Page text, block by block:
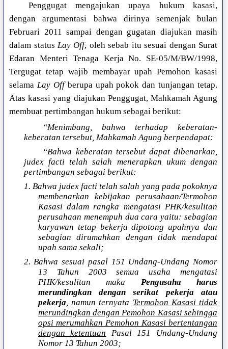
Penggugat mengajukan upaya hukum kasasi,
dengan argumentasi bahwa dirinya semenjak bulan
Februari 2011 sampai dengan gugatan diajukan masih
dalam statusLay Off, oleh sebab itu sesuai dengan Surat
Edaran Menteri Tenaga Kerja No. SE-05/M/BW/1998,
Tergugat tetap wajib membayar upah Pemohon kasasi
selamaLay Offberupa upah pokok dan tunjangan tetap.
Atas kasasi yang diajukan Penggugat, Mahkamah Agung
membuat pertimbangan hukum sebagai berikut:
“Menimbang, bahwa terhadap keberatan-
keberatan tersebut, Mahkamah Agung berpendapat:
“Bahwa keberatan tersebut dapat dibenarkan,
judex facti telah salah menerapkan ukum dengan
pertimbangan sebagai berikut:
1. Bahwa judex facti telah salah yang pada pokoknya
membenarkan kebijakan perusahaan/Termohon
Kasasi dalam rangka mengatasi PHK/kesulitan
perusahaan menempuh dua cara yaitu: sebagian
karyawan tetap bekerja dipotong upahnya dan
sebagian dirumahkan dengan tidak mendapat
upah sama sekali;
2. Bahwa sesuai pasal 151 Undang-Undang Nomor
13 Tahun 2003 semua usaha mengatasi
PHK/kesulitan maka Pengusaha harus
merundingkan dengan serikat pekerja atau
pekerja, namun ternyata Termohon Kasasi tidak
merundingkan dengan Pemohon Kasasi sehingga
opsi merumahkan Pemohon Kasasi bertentangan
dengan ketentuan Pasal 151 Undang-Undang
Nomor 13 Tahun 2003;